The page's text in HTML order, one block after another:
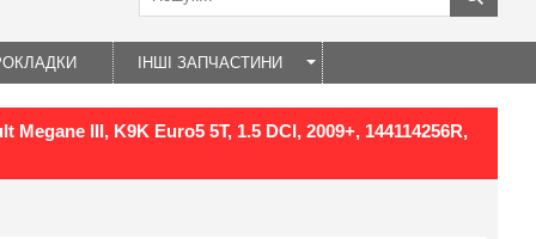
ІНШІ ЗАПЧАСТИНИ
Megane III, K9K Euro5 5T, 1.5 DCI, 2009+, 144114256R,